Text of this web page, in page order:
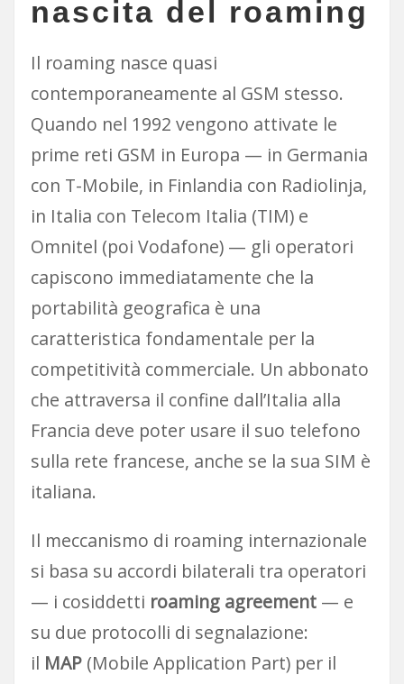
nascita del roaming
Il roaming nasce quasi
contemporaneamente al GSM stesso.
Quando nel 1992 vengono attivate le
prime reti GSM in Europa — in Germania
con T-Mobile, in Finlandia con Radiolinja,
in Italia con Telecom Italia (TIM) e
Omnitel (poi Vodafone) — gli operatori
capiscono immediatamente che la
portabilità geografica è una
caratteristica fondamentale per la
competitività commerciale. Un abbonato
che attraversa il confine dall’Italia alla
Francia deve poter usare il suo telefono
sulla rete francese, anche se la sua SIM è
italiana.
Il meccanismo di roaming internazionale
si basa su accordi bilaterali tra operatori
— i cosiddetti roaming agreement— e
su due protocolli di segnalazione:
il MAP(Mobile Application Part) per il